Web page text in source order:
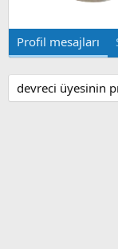
Profil mesajları
devreci üyesinin